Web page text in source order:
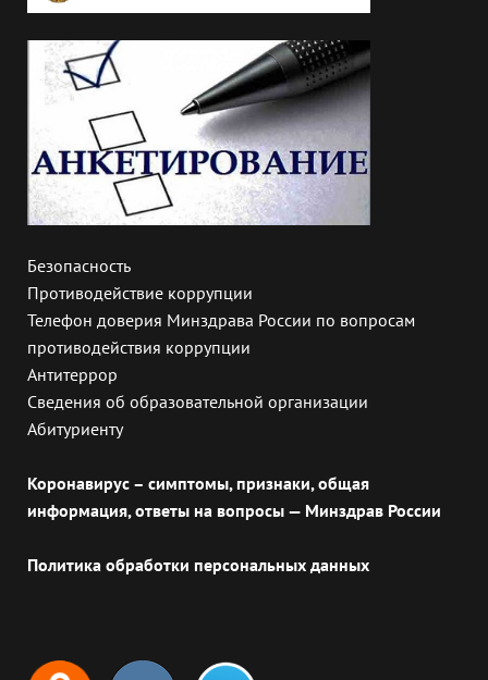
Безопасность
Противодействие коррупции
Телефон доверия Минздрава России по вопросам
противодействия коррупции
Антитеррор
Сведения об образовательной организации
Абитуриенту
Коронавирус – симптомы, признаки, общая
информация, ответы на вопросы — Минздрав России
Политика обработки персональных данных